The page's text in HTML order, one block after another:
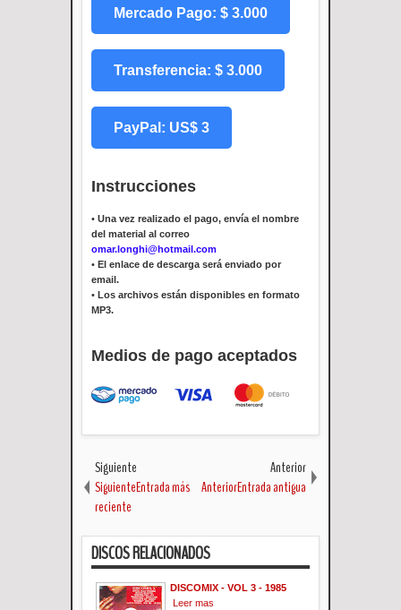
Mercado Pago: $ 3.000
Transferencia: $ 3.000
PayPal: US$ 3
Instrucciones
• Una vez realizado el pago, envía el nombre
del material al correo
omar.longhi@hotmail.com
• El enlace de descarga será enviado por
email.
• Los archivos están disponibles en formato
MP3.
Medios de pago aceptados
Siguiente
SiguienteEntrada más
reciente
Anterior
AnteriorEntrada antigua
DISCOS RELACIONADOS
DISCOMIX - VOL 3 - 1985
Leer mas